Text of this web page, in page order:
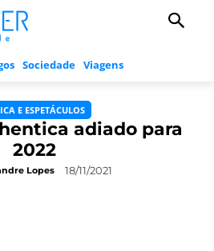
Sociedade Viagens
E ESPETÁCULOS
adiado para
2022
Lopes 18/11/2021